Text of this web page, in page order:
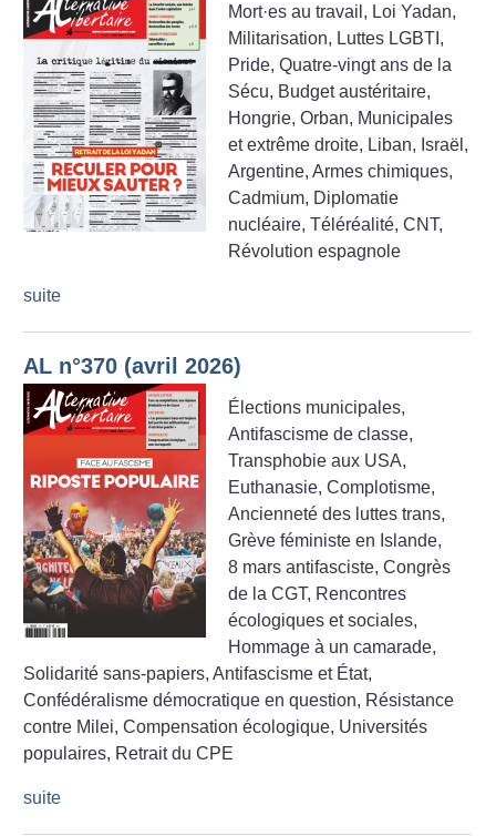
Mort·es au travail, Loi Yadan,
Militarisation, Luttes LGBTI,
Pride, Quatre-vingt ans de la
Sécu, Budget austéritaire,
Hongrie, Orban, Municipales
et extrême droite, Liban, Israël,
Argentine, Armes chimiques,
Cadmium, Diplomatie
nucléaire, Téléréalité, CNT,
Révolution espagnole
suite
AL n°370 (avril 2026)
Élections municipales,
Antifascisme de classe,
Transphobie aux USA,
Euthanasie, Complotisme,
Ancienneté des luttes trans,
Grève féministe en Islande,
8 mars antifasciste, Congrès
de la CGT, Rencontres
écologiques et sociales,
Hommage à un camarade,
Solidarité sans-papiers, Antifascisme et État,
Confédéralisme démocratique en question, Résistance
contre Milei, Compensation écologique, Universités
populaires, Retrait du CPE
suite